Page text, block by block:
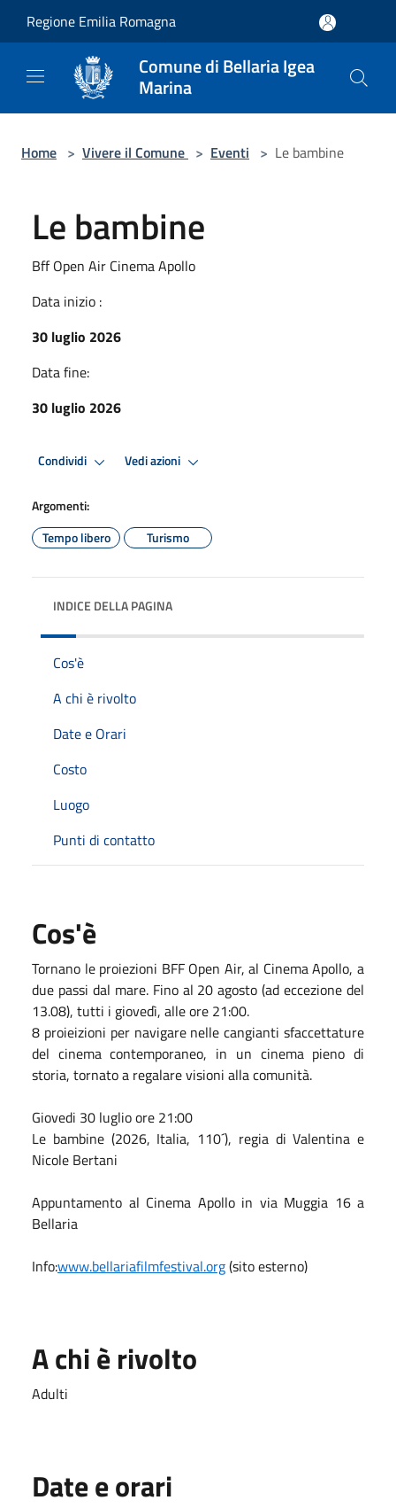
Regione Emilia Romagna
Comune di Bellaria Igea
Marina
Home > Vivere il Comune > Eventi > Le bambine
Le bambine
Bff Open Air Cinema Apollo
Data inizio :
30 luglio 2026
Data fine:
30 luglio 2026
Condividi Vedi azioni
Argomenti:
Tempo libero
Turismo
INDICE DELLA PAGINA
Cos'è
A chi è rivolto
Date e Orari
Costo
Luogo
Punti di contatto
Cos'è
Tornano le proiezioni BFF Open Air, al Cinema Apollo, a
due passi dal mare. Fino al 20 agosto (ad eccezione del
13.08), tutti i giovedì, alle ore 21:00.
8 proieizioni per navigare nelle cangianti sfaccettature
del cinema contemporaneo, in un cinema pieno di
storia, tornato a regalare visioni alla comunità.
Giovedi 30 luglio ore 21:00
Le bambine (2026, Italia, 110´), regia di Valentina e
Nicole Bertani
Appuntamento al Cinema Apollo in via Muggia 16 a
Bellaria
Info:www.bellariafilmfestival.org(sito esterno)
A chi è rivolto
Adulti
Date e orari